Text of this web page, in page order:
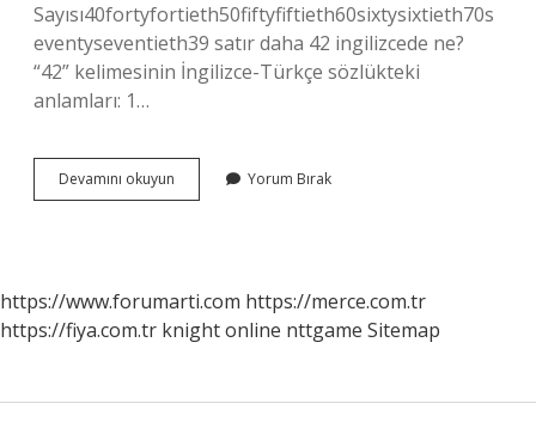
Sayısı40fortyfortieth50fiftyfiftieth60sixtysixtieth70s
eventyseventieth39 satır daha 42 ingilizcede ne?
“42” kelimesinin İngilizce-Türkçe sözlükteki
anlamları: 1…
Devamını okuyun
Ne
Yorum Bırak
https://www.forumarti.com https://merce.com.tr
https://fiya.com.tr knight online nttgame Sitemap